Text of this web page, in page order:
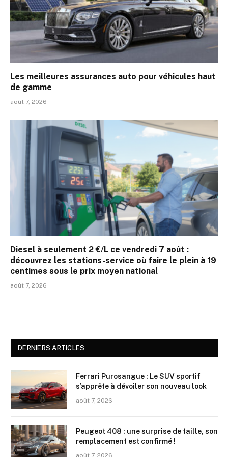
Les meilleures assurances auto pour véhicules haut
de gamme
août 7, 2026
Diesel à seulement 2 €/L ce vendredi 7 août :
découvrez les stations-service où faire le plein à 19
centimes sous le prix moyen national
août 7, 2026
DERNIERS ARTICLES
Ferrari Purosangue : Le SUV sportif
s’apprête à dévoiler son nouveau look
août 7, 2026
Peugeot 408 : une surprise de taille, son
remplacement est confirmé !